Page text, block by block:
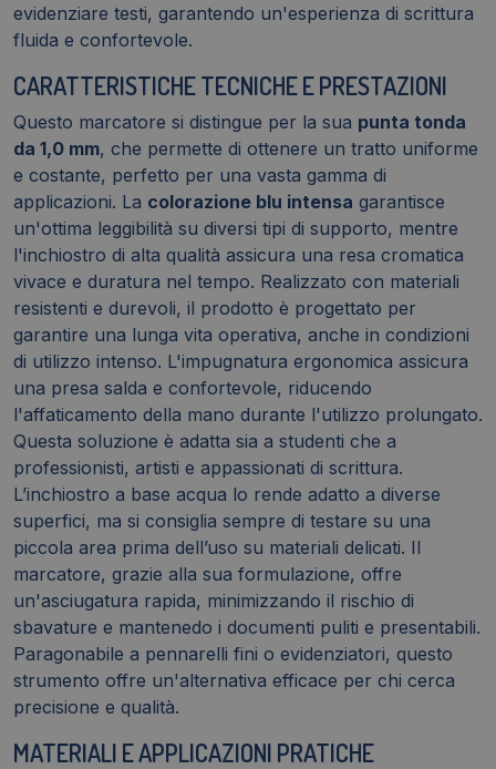
evidenziare testi, garantendo un'esperienza di scrittura
fluida e confortevole.
CARATTERISTICHE TECNICHE E PRESTAZIONI
Questo marcatore si distingue per la sua punta tonda
da 1,0 mm, che permette di ottenere un tratto uniforme
e costante, perfetto per una vasta gamma di
applicazioni. La colorazione blu intensa garantisce
un'ottima leggibilità su diversi tipi di supporto, mentre
l'inchiostro di alta qualità assicura una resa cromatica
vivace e duratura nel tempo. Realizzato con materiali
resistenti e durevoli, il prodotto è progettato per
garantire una lunga vita operativa, anche in condizioni
di utilizzo intenso. L'impugnatura ergonomica assicura
una presa salda e confortevole, riducendo
l'affaticamento della mano durante l'utilizzo prolungato.
Questa soluzione è adatta sia a studenti che a
professionisti, artisti e appassionati di scrittura.
L’inchiostro a base acqua lo rende adatto a diverse
superfici, ma si consiglia sempre di testare su una
piccola area prima dell’uso su materiali delicati. Il
marcatore, grazie alla sua formulazione, offre
un'asciugatura rapida, minimizzando il rischio di
sbavature e mantenedo i documenti puliti e presentabili.
Paragonabile a pennarelli fini o evidenziatori, questo
strumento offre un'alternativa efficace per chi cerca
precisione e qualità.
MATERIALI E APPLICAZIONI PRATICHE